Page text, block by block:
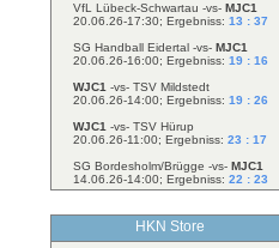
VfL Lübeck-Schwartau -vs- MJC1
20.06.26-17:30; Ergebniss: 13 : 37
SG Handball Eidertal -vs- MJC1
20.06.26-16:00; Ergebniss: 19 : 16
WJC1 -vs- TSV Mildstedt
20.06.26-14:00; Ergebniss: 19 : 26
WJC1 -vs- TSV Hürup
20.06.26-11:00; Ergebniss: 23 : 17
SG Bordesholm/Brügge -vs- MJC1
14.06.26-14:00; Ergebniss: 22 : 23
HKN Store